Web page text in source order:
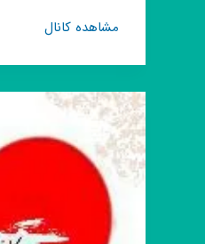
مشاهده کانالکانال
فوتبال
120